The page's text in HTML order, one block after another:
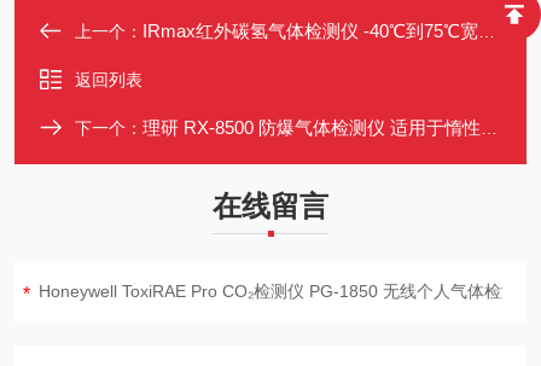
上一个： IRmax红外碳氢气体检测仪 -40℃到75℃宽温 镜面污染90%仍可用
返回列表
下一个： 理研 RX-8500 防爆气体检测仪 适用于惰性气体环境
在线留言